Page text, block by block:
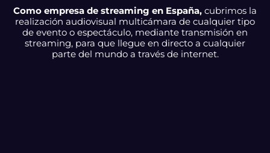
Como empresa de streaming en España, cubrimos la
realización audiovisual multicámara de cualquier tipo
de evento o espectáculo, mediante transmisión en
streaming, para que llegue en directo a cualquier
parte del mundo a través de internet.